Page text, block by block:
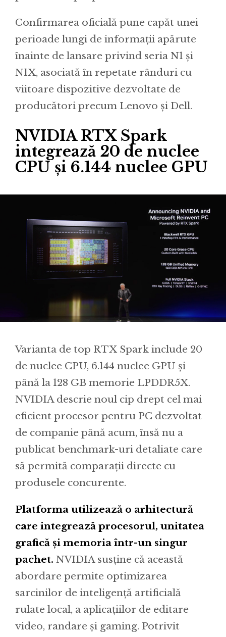
Confirmarea oficială pune capăt unei
perioade lungi de informații apărute
înainte de lansare privind seria N1 și
N1X, asociată în repetate rânduri cu
viitoare dispozitive dezvoltate de
producători precum Lenovo și Dell.
NVIDIA RTX Spark
integrează 20 de nuclee
CPU și 6.144 nuclee GPU
Varianta de top RTX Spark include 20
de nuclee CPU, 6.144 nuclee GPU și
până la 128 GB memorie LPDDR5X.
NVIDIA descrie noul cip drept cel mai
eficient procesor pentru PC dezvoltat
de companie până acum, însă nu a
publicat benchmark-uri detaliate care
să permită comparații directe cu
produsele concurente.
Platforma utilizează o arhitectură
care integrează procesorul, unitatea
grafică și memoria într-un singur
pachet. NVIDIA susține că această
abordare permite optimizarea
sarcinilor de inteligență artificială
rulate local, a aplicațiilor de editare
video, randare și gaming. Potrivit